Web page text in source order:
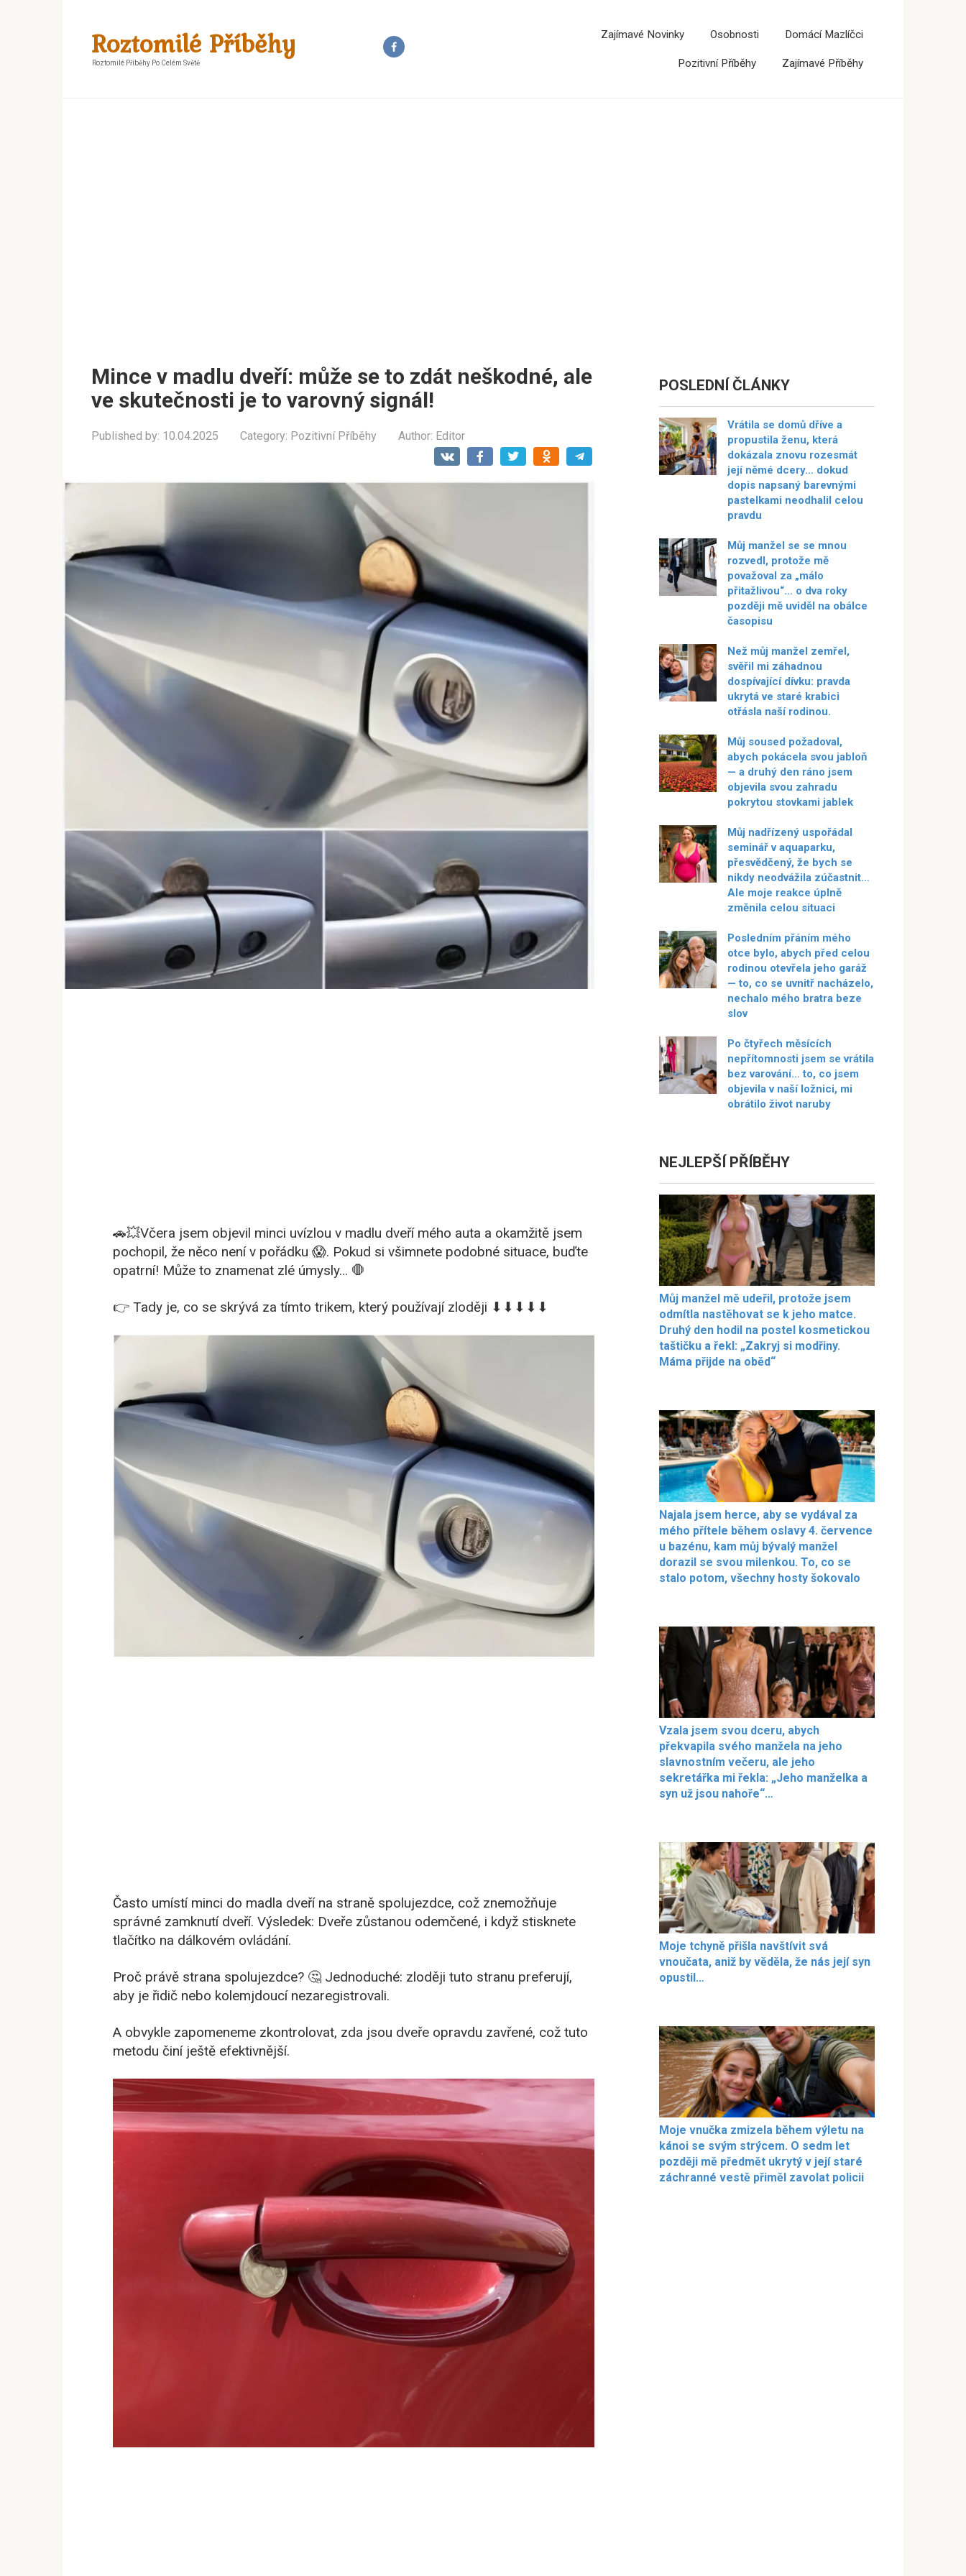
Roztomilé Příběhy
Roztomilé Příběhy Po Celém Světě
Zajímavé Novinky Osobnosti Domácí Mazlíčci
Pozitivní Příběhy Zajímavé Příběhy
Mince v madlu dveří: může se to zdát neškodné, ale
ve skutečnosti je to varovný signál!
Published by: 10.04.2025 Category: Pozitivní Příběhy Author: Editor
🚗💥Včera jsem objevil minci uvízlou v madlu dveří mého auta a okamžitě jsem
pochopil, že něco není v pořádku 😱. Pokud si všimnete podobné situace, buďte
opatrní! Může to znamenat zlé úmysly… 🛑
👉 Tady je, co se skrývá za tímto trikem, který používají zloději ⬇⬇⬇⬇⬇
Často umístí minci do madla dveří na straně spolujezdce, což znemožňuje
správné zamknutí dveří. Výsledek: Dveře zůstanou odemčené, i když stisknete
tlačítko na dálkovém ovládání.
Proč právě strana spolujezdce? 🤔 Jednoduché: zloději tuto stranu preferují,
aby je řidič nebo kolemjdoucí nezaregistrovali.
A obvykle zapomeneme zkontrolovat, zda jsou dveře opravdu zavřené, což tuto
metodu činí ještě efektivnější.
POSLEDNÍ ČLÁNKY
Vrátila se domů dříve a
propustila ženu, která
dokázala znovu rozesmát
její němé dcery… dokud
dopis napsaný barevnými
pastelkami neodhalil celou
pravdu
Můj manžel se se mnou
rozvedl, protože mě
považoval za „málo
přitažlivou“… o dva roky
později mě uviděl na obálce
časopisu
Než můj manžel zemřel,
svěřil mi záhadnou
dospívající dívku: pravda
ukrytá ve staré krabici
otřásla naší rodinou.
Můj soused požadoval,
abych pokácela svou jabloň
— a druhý den ráno jsem
objevila svou zahradu
pokrytou stovkami jablek
Můj nadřízený uspořádal
seminář v aquaparku,
přesvědčený, že bych se
nikdy neodvážila zúčastnit…
Ale moje reakce úplně
změnila celou situaci
Posledním přáním mého
otce bylo, abych před celou
rodinou otevřela jeho garáž
— to, co se uvnitř nacházelo,
nechalo mého bratra beze
slov
Po čtyřech měsících
nepřítomnosti jsem se vrátila
bez varování… to, co jsem
objevila v naší ložnici, mi
obrátilo život naruby
NEJLEPŠÍ PŘÍBĚHY
Můj manžel mě udeřil, protože jsem
odmítla nastěhovat se k jeho matce.
Druhý den hodil na postel kosmetickou
taštičku a řekl: „Zakryj si modřiny.
Máma přijde na oběd“
Najala jsem herce, aby se vydával za
mého přítele během oslavy 4. července
u bazénu, kam můj bývalý manžel
dorazil se svou milenkou. To, co se
stalo potom, všechny hosty šokovalo
Vzala jsem svou dceru, abych
překvapila svého manžela na jeho
slavnostním večeru, ale jeho
sekretářka mi řekla: „Jeho manželka a
syn už jsou nahoře“…
Moje tchyně přišla navštívit svá
vnoučata, aniž by věděla, že nás její syn
opustil…
Moje vnučka zmizela během výletu na
kánoi se svým strýcem. O sedm let
později mě předmět ukrytý v její staré
záchranné vestě přiměl zavolat policii